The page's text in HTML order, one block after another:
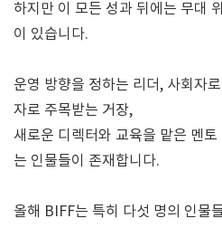
하지만 이 모든 성과 뒤에는 무대
이 있습니다.
운영 방향을 정하는 리더, 사회자
자로 주목받는 거장,
새로운 디렉터와 교육을 맡은 멘
는 인물들이 존재합니다.
올해 BIFF는 특히 다섯 명의 인물